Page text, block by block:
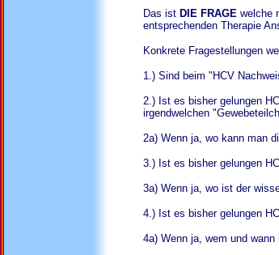
Das ist DIE FRAGE welche
entsprechenden Therapie
Konkrete Fragestellungen
1.) Sind beim "HCV
2.) Ist es bisher gelungen
irgendwelchen
2a) Wenn ja, wo kann man
3.) Ist es bisher gelungen
3a) Wenn ja, wo ist der
4.) Ist es bisher gelungen
4a) Wenn ja, wem und